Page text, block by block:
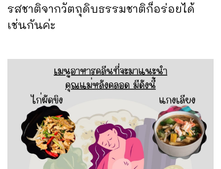
รสชาติจากวัตถุดิบธรรมชาติก็อร่อยได้
เช่นกันค่ะ